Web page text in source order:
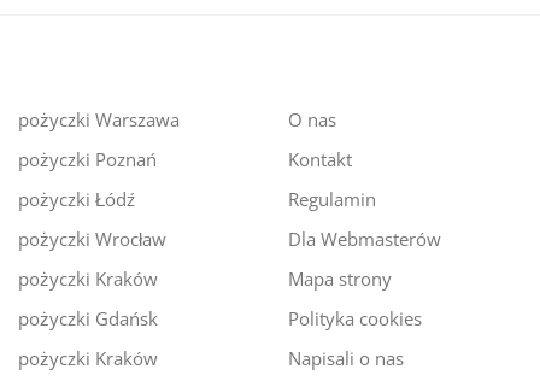
pożyczki Warszawa
pożyczki Poznań
pożyczki Łódź
pożyczki Wrocław
pożyczki Kraków
pożyczki Gdańsk
pożyczki Kraków
O nas
Kontakt
Regulamin
Dla Webmasterów
Mapa strony
Polityka cookies
Napisali o nas